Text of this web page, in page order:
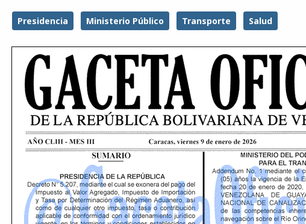
Presidencia Ministerio Público Transporte Salud